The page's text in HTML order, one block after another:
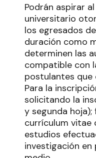
Podrán aspirar
universitario
los egresados
duración como
determinen las
compatible con
postulantes que
Para la
solicitando la
y segunda
currículum vitae
estudios
investigación